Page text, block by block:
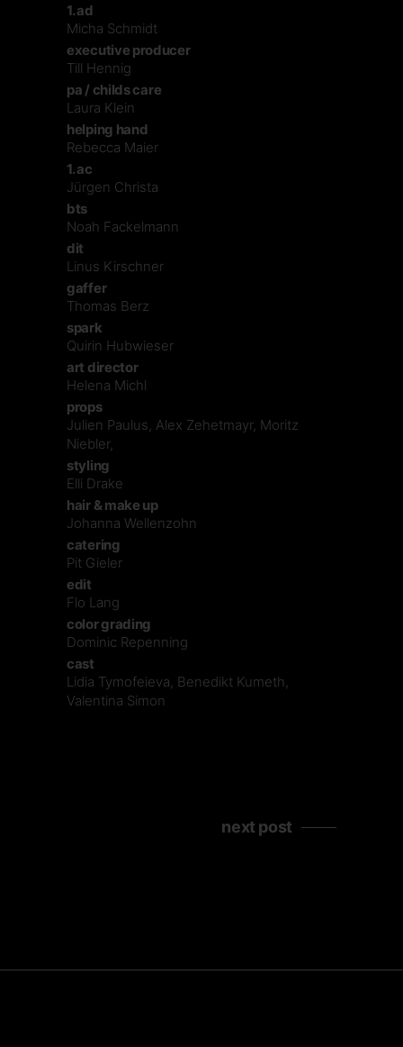
1. ad
Micha Schmidt
executive producer
Till Hennig
pa / childs care
Laura Klein
helping hand
Rebecca Maier
1. ac
Jürgen Christa
bts
Noah Fackelmann
dit
Linus Kirschner
gaffer
Thomas Berz
spark
Quirin Hubwieser
art director
Helena Michl
props
Julien Paulus, Alex Zehetmayr, Moritz
Niebler,
styling
Elli Drake
hair & make up
Johanna Wellenzohn
catering
Pit Gieler
edit
Flo Lang
color grading
Dominic Repenning
cast
Lidia Tymofeieva, Benedikt Kumeth,
Valentina Simon
next post